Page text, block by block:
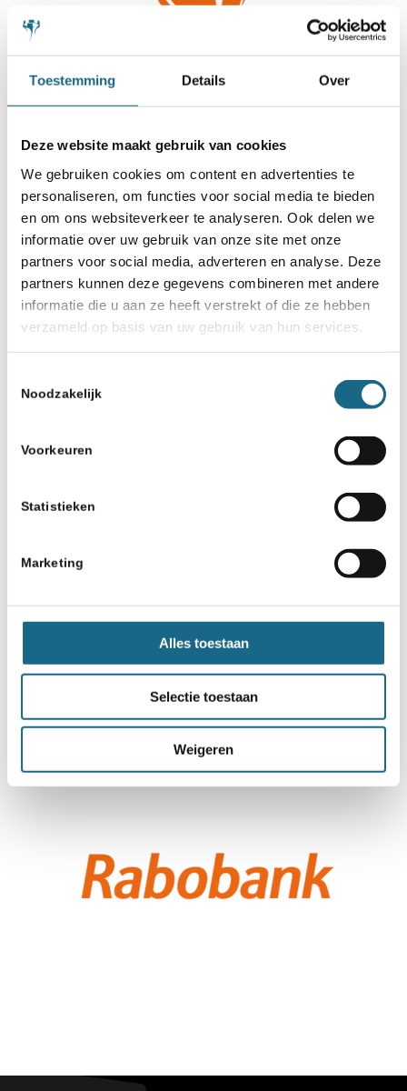
Toestemming Details Over
Deze website maakt gebruik van cookies
We gebruiken cookies om content en advertenties te
personaliseren, om functies voor social media te bieden
en om ons websiteverkeer te analyseren. Ook delen we
informatie over uw gebruik van onze site met onze
partners voor social media, adverteren en analyse. Deze
partners kunnen deze gegevens combineren met andere
informatie die u aan ze heeft verstrekt of die ze hebben
verzameld op basis van uw gebruik van hun services.
Noodzakelijk
Voorkeuren
Statistieken
Marketing
Alles toestaan
Selectie toestaan
Weigeren